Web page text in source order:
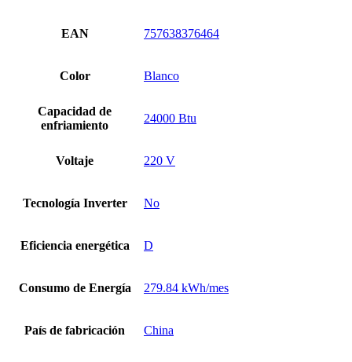
EAN 757638376464
Color Blanco
Capacidad de
enfriamiento
24000 Btu
Voltaje 220 V
Tecnología Inverter No
Eficiencia energética D
Consumo de Energía 279.84 kWh/mes
País de fabricación China